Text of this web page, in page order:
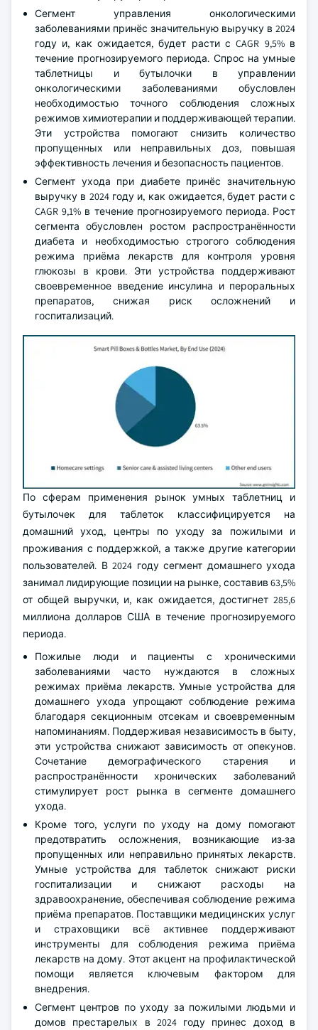
Сегмент управления онкологическими
заболеваниями принёс значительную выручку в 2024
году и, как ожидается, будет расти с CAGR 9,5% в
течение прогнозируемого периода. Спрос на умные
таблетницы и бутылочки в управлении
онкологическими заболеваниями обусловлен
необходимостью точного соблюдения сложных
режимов химиотерапии и поддерживающей терапии.
Эти устройства помогают снизить количество
пропущенных или неправильных доз, повышая
эффективность лечения и безопасность пациентов.
Сегмент ухода при диабете принёс значительную
выручку в 2024 году и, как ожидается, будет расти с
CAGR 9,1% в течение прогнозируемого периода. Рост
сегмента обусловлен ростом распространённости
диабета и необходимостью строгого соблюдения
режима приёма лекарств для контроля уровня
глюкозы в крови. Эти устройства поддерживают
своевременное введение инсулина и пероральных
препаратов, снижая риск осложнений и
госпитализаций.
По сферам применения рынок умных таблетниц и
бутылочек для таблеток классифицируется на
домашний уход, центры по уходу за пожилыми и
проживания с поддержкой, а также другие категории
пользователей. В 2024 году сегмент домашнего ухода
занимал лидирующие позиции на рынке, составив 63,5%
от общей выручки, и, как ожидается, достигнет 285,6
миллиона долларов США в течение прогнозируемого
периода.
Пожилые люди и пациенты с хроническими
заболеваниями часто нуждаются в сложных
режимах приёма лекарств. Умные устройства для
домашнего ухода упрощают соблюдение режима
благодаря секционным отсекам и своевременным
напоминаниям. Поддерживая независимость в быту,
эти устройства снижают зависимость от опекунов.
Сочетание демографического старения и
распространённости хронических заболеваний
стимулирует рост рынка в сегменте домашнего
ухода.
Кроме того, услуги по уходу на дому помогают
предотвратить осложнения, возникающие из-за
пропущенных или неправильно принятых лекарств.
Умные устройства для таблеток снижают риски
госпитализации и снижают расходы на
здравоохранение, обеспечивая соблюдение режима
приёма препаратов. Поставщики медицинских услуг
и страховщики всё активнее поддерживают
инструменты для соблюдения режима приёма
лекарств на дому. Этот акцент на профилактической
помощи является ключевым фактором для
внедрения.
Сегмент центров по уходу за пожилыми людьми и
домов престарелых в 2024 году принес доход в